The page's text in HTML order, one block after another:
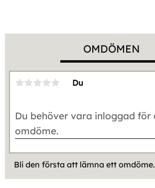
OMDÖMEN
Du
Bli den första att lämna ett omdöme.